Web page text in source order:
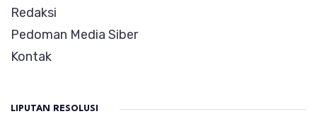
Redaksi
Pedoman Media Siber
Kontak
LIPUTAN RESOLUSI